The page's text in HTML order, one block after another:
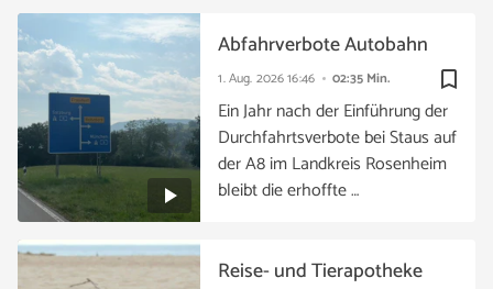
bookmark_border
1. Aug. 202616:46 02:35 Min.
Abfahrverbote Autobahn
Ein Jahr nach der Einführung der
Durchfahrtsverbote bei Staus auf
der A8 im Landkreis Rosenheim
bleibt die erhoffte …
Reise- und Tierapotheke